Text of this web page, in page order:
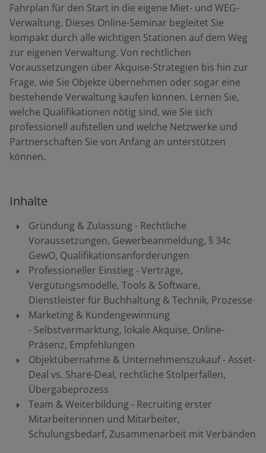
Fahrplan für den Start in die eigene Miet- und WEG-
Verwaltung. Dieses Online-Seminar begleitet Sie
kompakt durch alle wichtigen Stationen auf dem Weg
zur eigenen Verwaltung. Von rechtlichen
Voraussetzungen über Akquise-Strategien bis hin zur
Frage, wie Sie Objekte übernehmen oder sogar eine
bestehende Verwaltung kaufen können. Lernen Sie,
welche Qualifikationen nötig sind, wie Sie sich
professionell aufstellen und welche Netzwerke und
Partnerschaften Sie von Anfang an unterstützen
können.
Inhalte
Gründung & Zulassung - Rechtliche
Voraussetzungen, Gewerbeanmeldung, § 34c
GewO, Qualifikationsanforderungen
Professioneller Einstieg - Verträge,
Vergütungsmodelle, Tools & Software,
Dienstleister für Buchhaltung & Technik, Prozesse
Marketing & Kundengewinnung
- Selbstvermarktung, lokale Akquise, Online-
Präsenz, Empfehlungen
Objektübernahme & Unternehmenszukauf - Asset-
Deal vs. Share-Deal, rechtliche Stolperfallen,
Übergabeprozess
Team & Weiterbildung - Recruiting erster
Mitarbeiterinnen und Mitarbeiter,
Schulungsbedarf, Zusammenarbeit mit Verbänden